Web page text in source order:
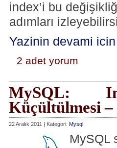
index’i bu
adımları
Yazinin devami
2 adet yorum
MySQL:
Küçültülmesi
22 Aralık 2011 | Kategori: Mysql
MySQL